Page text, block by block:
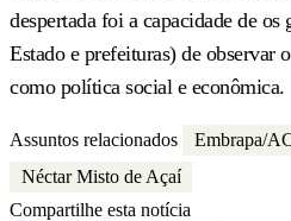
despertada foi a capacidade de
Estado e prefeituras) de observar
como política social e econômica.
Assuntos relacionados Embrapa/
Néctar Misto de Açaí
Compartilhe esta notícia